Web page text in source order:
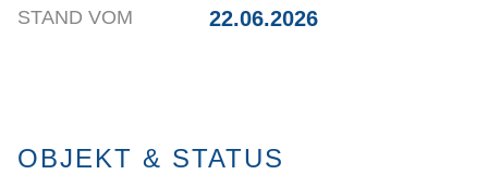
STAND VOM 22.06.2026
OBJEKT & STATUS